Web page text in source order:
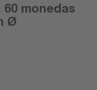
monedas
Ø